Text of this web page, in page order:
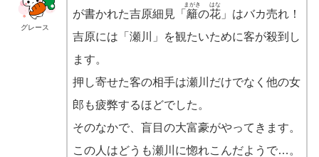
グレース
が書かれた吉原細見「 籬
まがき
の花
はな
」はバカ売れ！
吉原には「瀬川」を観たいために客が殺到し
ます。
押し寄せた客の相手は瀬川だけでなく他の女
郎も疲弊するほどでした。
そのなかで、盲目の大富豪がやってきます。
この人はどうも瀬川に惚れこんだようで…。